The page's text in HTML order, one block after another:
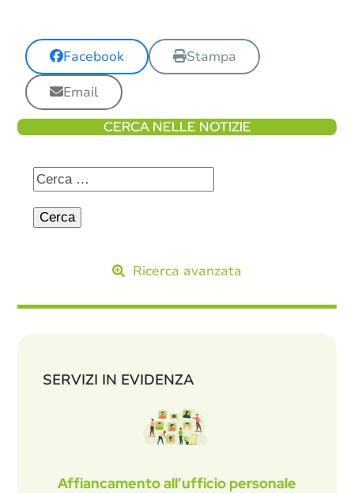
Facebook
Stampa
Email
CERCA NELLE NOTIZIE
Ricerca avanzata
SERVIZI IN EVIDENZA
Affiancamento all’ufficio personale